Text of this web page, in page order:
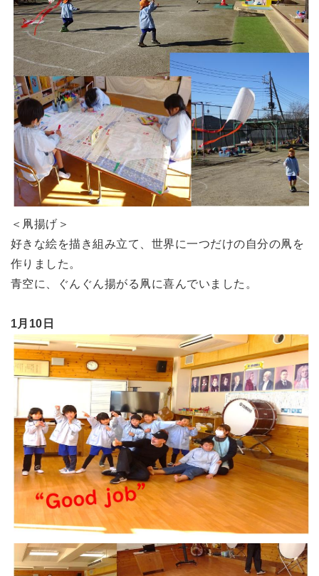
＜凧揚げ＞
好きな絵を描き組み立て、世界に一つだけの自分の凧を
作りました。
青空に、ぐんぐん揚がる凧に喜んでいました。
1月10日